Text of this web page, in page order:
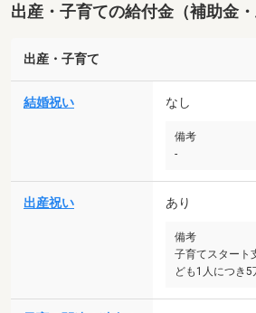
出産・子育ての給付金（補助金・
出産・子育て
結婚祝い なし
備考
-
出産祝い あり
備考
子育てスタート
ども1人につき5